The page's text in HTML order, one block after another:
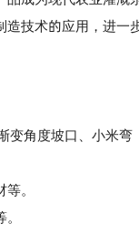
技术的应用，进一
角度坡口、小米弯
。